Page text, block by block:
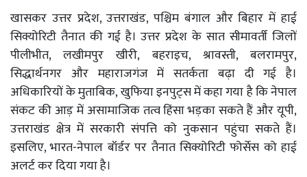
खासकर उत्तर प्रदेश, उत्तराखंड, पश्चिम बंगाल और बिहार में हाई
सिक्योरिटी तैनात की गई है। उत्तर प्रदेश के सात सीमावर्ती जिलों
पीलीभीत, लखीमपुर खीरी, बहराइच, श्रावस्ती, बलरामपुर,
सिद्धार्थनगर और महाराजगंज में सतर्कता बढ़ा दी गई है।
अधिकारियों के मुताबिक, खुफिया इनपुट्स में कहा गया है कि नेपाल
संकट की आड़ में असामाजिक तत्व हिंसा भड़का सकते हैं और यूपी,
उत्तराखंड क्षेत्र में सरकारी संपत्ति को नुकसान पहुंचा सकते हैं।
इसलिए, भारत-नेपाल बॉर्डर पर तैनात सिक्योरिटी फोर्सेस को हाई
अलर्ट कर दिया गया है।